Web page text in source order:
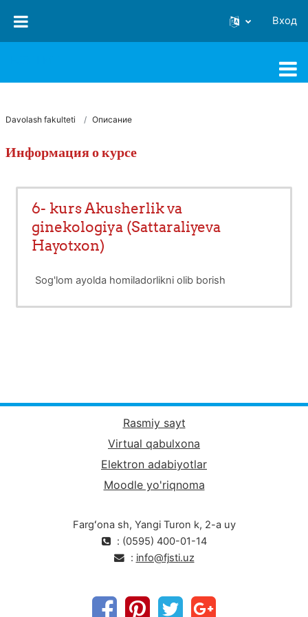
Вход
Davolash fakulteti Описание
Информация о курсе
6- kurs Akusherlik va
ginekologiya (Sattaraliyeva
Hayotxon)
Sog'lom ayolda homiladorlikni olib borish
Rasmiy sayt
Virtual qabulxona
Elektron adabiyotlar
Moodle yo'riqnoma
Fargʻona sh, Yangi Turon k, 2-a uy
: (0595) 400-01-14
: info@fjsti.uz